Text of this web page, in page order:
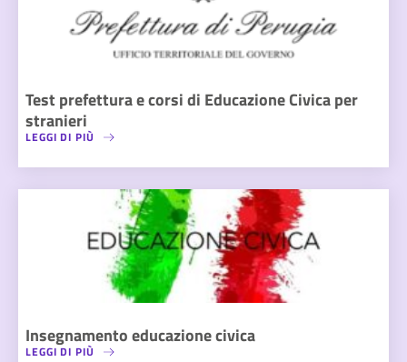
Test prefettura e corsi di Educazione Civica per
stranieri
LEGGI DI PIÙ
Insegnamento educazione civica
LEGGI DI PIÙ